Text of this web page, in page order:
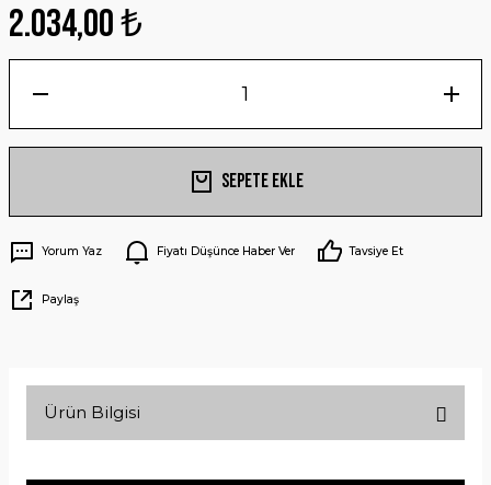
2.034,00 ₺
Sepete Ekle
Yorum Yaz Fiyatı Düşünce Haber Ver Tavsiye Et
Paylaş
Ürün Bilgisi